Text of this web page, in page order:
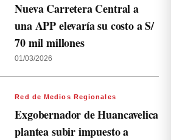
Nueva Carretera Central a
una APP elevaría su costo a S/
70 mil millones
01/03/2026
Red de Medios Regionales
Exgobernador de Huancavelica
plantea subir impuesto a